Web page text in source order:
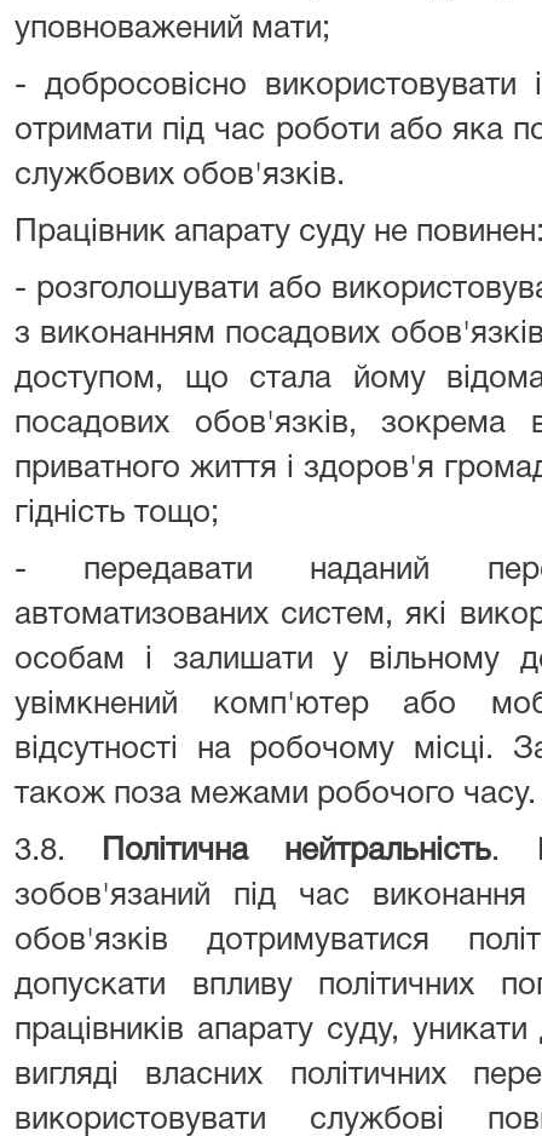
уповноважений мати;
- добросовісно
отримати під час роботи або яка
службових обов'язків.
Працівник апарату суду не
- розголошувати або
з виконанням посадових
доступом, що стала йому
посадових обов'язків, зокрема
приватного життя і здоров'я
гідність тощо;
- передавати наданий
автоматизованих систем, які
особам і залишати у вільному
увімкнений комп'ютер або
відсутності на робочому місці.
також поза межами робочого часу.
3.8.
Політична нейтральність.
зобов'язаний під час
обов'язків дотримуватися
допускати впливу політичних
працівників апарату суду,
вигляді власних політичних
використовувати службові